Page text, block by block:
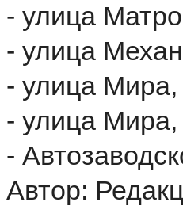
- улица
- улица
- улица Мира,
- улица Мира,
-
Автор: